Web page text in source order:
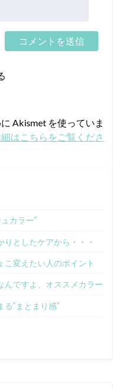
Akismet を使っていま
はこちらをご覧くださ
カラー”
としたケアから・・・
こ変えたい人のポイント
ですよ、オススメカラー
”まとまり感”